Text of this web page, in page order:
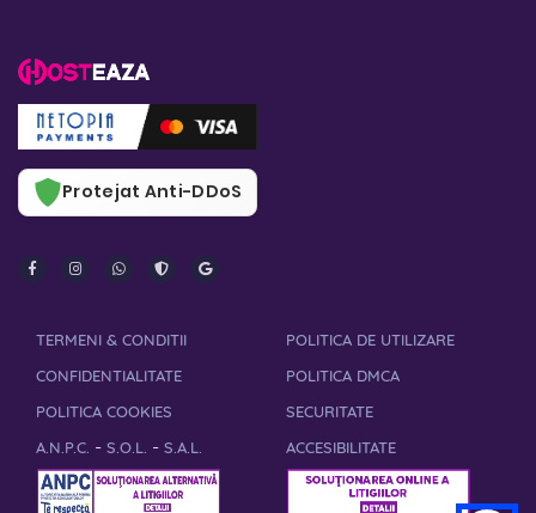
Protejat Anti-DDoS
TERMENI & CONDITII
CONFIDENTIALITATE
POLITICA COOKIES
A.N.P.C. - S.O.L. - S.A.L.
POLITICA DE UTILIZARE
POLITICA DMCA
SECURITATE
ACCESIBILITATE